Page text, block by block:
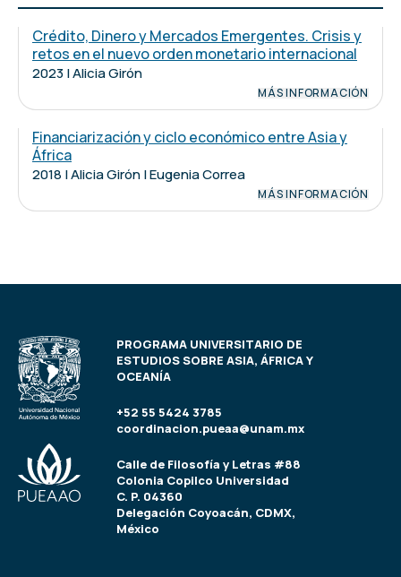
Crédito, Dinero y Mercados Emergentes. Crisis y
retos en el nuevo orden monetario internacional
2023 | Alicia Girón
MÁS INFORMACIÓN
Financiarización y ciclo económico entre Asia y
África
2018 | Alicia Girón | Eugenia Correa
MÁS INFORMACIÓN
PROGRAMA UNIVERSITARIO DE
ESTUDIOS SOBRE ASIA, ÁFRICA Y
OCEANÍA
+52 55 5424 3785
coordinacion.pueaa@unam.mx
Calle de Filosofía y Letras #88
Colonia Copilco Universidad
C. P. 04360
Delegación Coyoacán, CDMX,
México